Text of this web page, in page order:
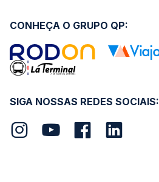
SIGA NOSSAS REDES SOCIAIS:
CONHEÇA O GRUPO QP: